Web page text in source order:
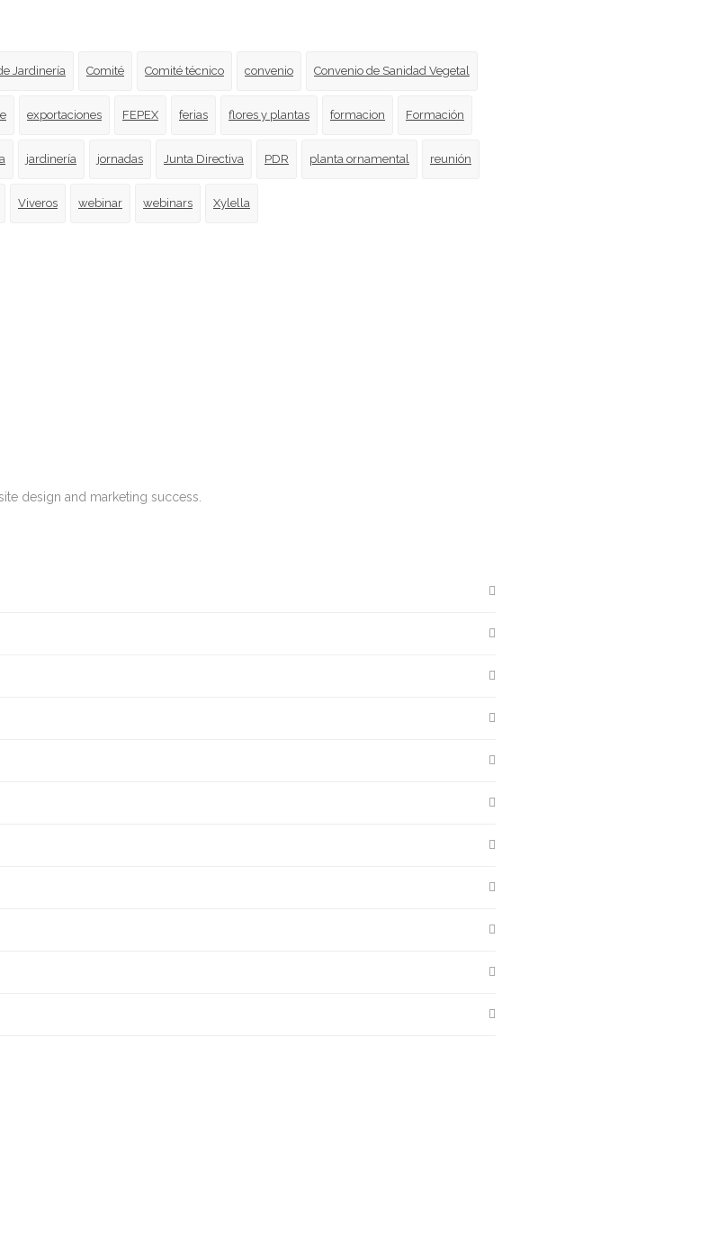
Jardinería Comité Comité técnico convenio Convenio de Sanidad Vegetal
exportaciones FEPEX ferias flores y plantas formacion Formación
jardinería jornadas Junta Directiva PDR planta ornamental reunión
Viveros webinar webinars Xylella
design and marketing success.